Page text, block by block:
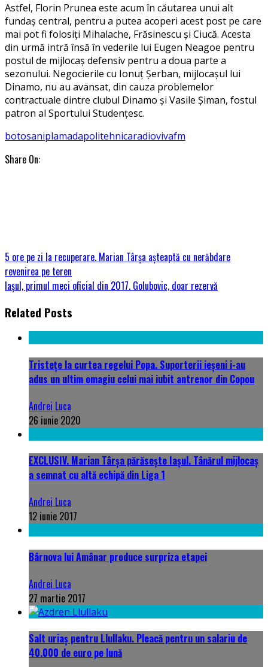
Astfel, Florin Prunea este acum în căutarea unui alt
fundaș central, pentru a putea acoperi acest post pe care
mai pot fi folosiți Mihalache, Frăsinescu și Ciucă. Acesta
din urmă intră însă în vederile lui Eugen Neagoe pentru
postul de mijlocaș defensiv pentru a doua parte a
sezonului. Negocierile cu Ionuț Șerban, mijlocașul lui
Dinamo, nu au avansat, din cauza problemelor
contractuale dintre clubul Dinamo și Vasile Șiman, fostul
patron al Sportului Studențesc.
botosaniplamadapolitehnicaradiovivafm
Share On:
5 ore pe zi la recuperare. Marian Târșa așteaptă cu nerăbdare
revenirea pe teren
Iașul, primul meci oficial din 2017. Golubovic, doar rezervă
Related Posts
Tristețe la curtea regelui Popa. Suporterii ieșeni i-au
adus un ultim omagiu celui mai iubit antrenor din Copou
Andrei Luca
26 iunie 2020
EXCLUSIV. Marian Târșa părăsește Iașul. Tânărul mijlocaș
a semnat cu altă echipă din Liga 1
Andrei Luca
12 iunie 2017
Bârnova lui Amânar produce surpriza etapei
Andrei Luca
27 martie 2017
Salt uriaș pentru Llullaku. Pleacă pentru un salariu de
40.000 de euro pe lună